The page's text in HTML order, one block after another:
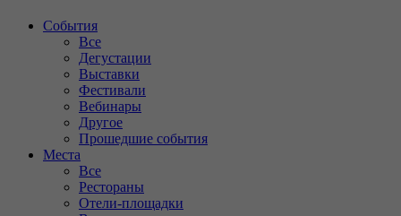
События
Все
Дегустации
Выставки
Фестивали
Вебинары
Другое
Прошедшие события
Места
Все
Рестораны
Отели-площадки